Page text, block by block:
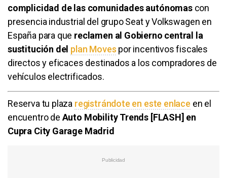
complicidad de las comunidades autónomas con
presencia industrial del grupo Seat y Volkswagen en
España para que reclamen al Gobierno central la
sustitución del plan Moves por incentivos fiscales
directos y eficaces destinados a los compradores de
vehículos electrificados.
Reserva tu plaza registrándote en este enlace en el
encuentro de Auto Mobility Trends [FLASH] en
Cupra City Garage Madrid